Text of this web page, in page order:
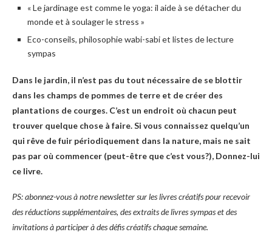
« Le jardinage est comme le yoga: il aide à se détacher du
monde et à soulager le stress »
Eco-conseils, philosophie wabi-sabi et listes de lecture
sympas
Dans le jardin, il n’est pas du tout nécessaire de se blottir
dans les champs de pommes de terre et de créer des
plantations de courges. C’est un endroit où chacun peut
trouver quelque chose à faire. Si vous connaissez quelqu’un
qui rêve de fuir périodiquement dans la nature, mais ne sait
pas par où commencer (peut-être que c’est vous?), Donnez-lui
ce livre.
PS: abonnez-vous à notre newsletter sur les livres créatifs pour recevoir
des réductions supplémentaires, des extraits de livres sympas et des
invitations à participer à des défis créatifs chaque semaine.